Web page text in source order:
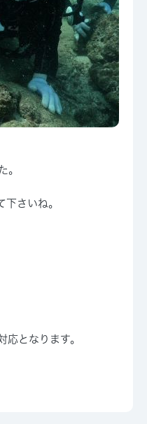
。
下さいね。
応となります。